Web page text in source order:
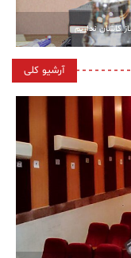
کاشان نداریم
آرشیو کلی